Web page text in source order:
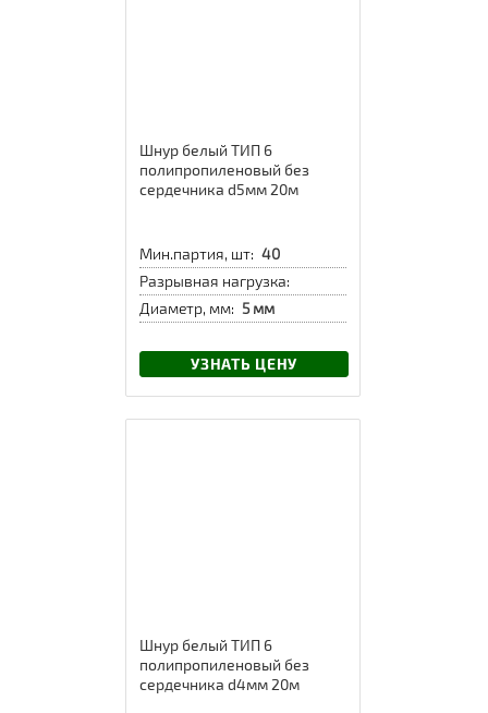
Шнур белый ТИП 6
полипропиленовый без
сердечника d5мм 20м
Мин.партия, шт: 40
Разрывная нагрузка:
Диаметр, мм: 5 мм
УЗНАТЬ ЦЕНУ
Шнур белый ТИП 6
полипропиленовый без
сердечника d4мм 20м